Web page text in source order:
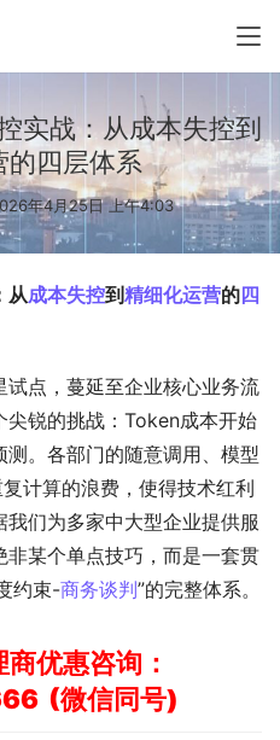
实战：从成本失控到
的四层体系
年4月25日 上午4:03
从成本失控到精细化运营的四
点，蔓延至企业核心业务流
锐的挑战：Token成本开始
。各部门的随意调用、模型
计算的浪费，使得技术红利
们为多家中大型企业提供服
某个单点技巧，而是一套贯
约束-商务谈判”的完整体系。
商优惠咨询：
(微信同号)